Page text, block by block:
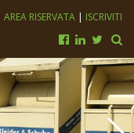
AREA RISERVATA | ISCRIVITI